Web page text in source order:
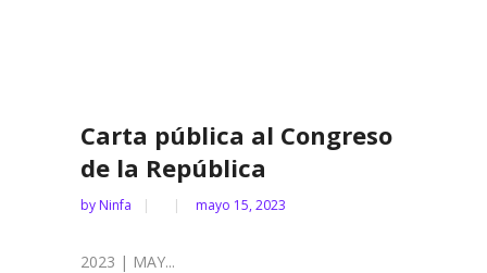
Carta pública al Congreso
de la República
by Ninfa mayo 15, 2023
2023 | MAY...